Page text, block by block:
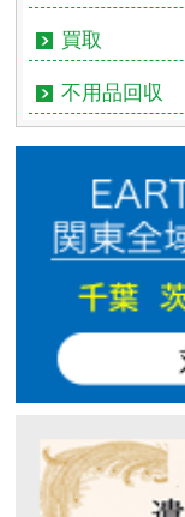
買取
不用品回収